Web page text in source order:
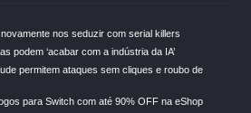
nos seduzir com serial killers
podem ‘acabar com a indústria da IA’
permitem ataques sem cliques e roubo de
para Switch com até 90% OFF na eShop